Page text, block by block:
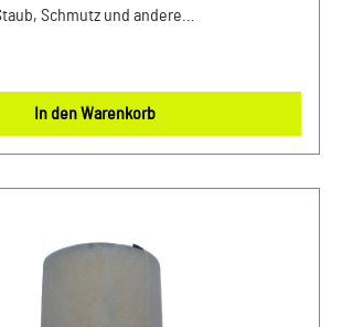
Schmutz und andere
fernzuhalten, sorgt dieser Luftfilter für
Materialien gewährleistet er eine lange
zuverlässige Leistung. Halten Sie Ihren
für Sie: Um Fehlkäufe zu vermeiden,
die Möglichkeit, uns vor Ihrer Bestellung
die 17-stellige
In den Warenkorb